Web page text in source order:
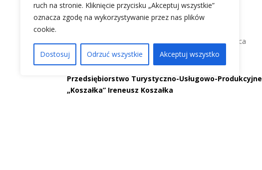
ruch na stronie. Kliknięcie przycisku „Akceptuj wszystkie”
oznacza zgodę na wykorzystywanie przez nas plików
cookie.
Dostosuj Odrzuć wszystkie Akceptuj wszystko
Centrum Aktywnego Wypoczynku Koszałkowo-Wieżyca
Osady Koszałkowo-Wieżyca
Przedsiębiorstwo Turystyczno-Usługowo-Produkcyjne
„Koszałka” Ireneusz Koszałka